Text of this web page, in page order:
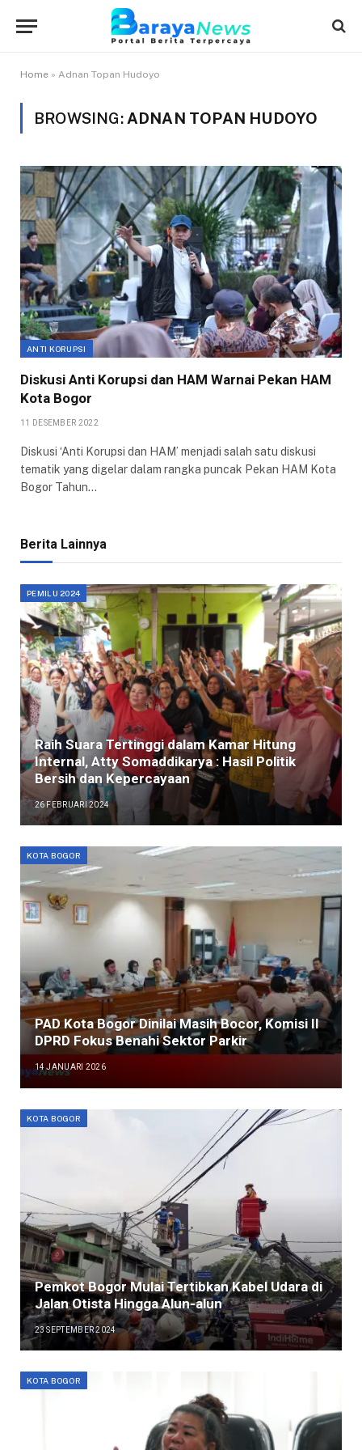
Home » Adnan Topan Hudoyo
BROWSING: ADNAN TOPAN HUDOYO
ANTI KORUPSI
Diskusi Anti Korupsi dan HAM Warnai Pekan HAM
Kota Bogor
11 DESEMBER 2022
Diskusi ‘Anti Korupsi dan HAM’ menjadi salah satu diskusi
tematik yang digelar dalam rangka puncak Pekan HAM Kota
Bogor Tahun…
Berita Lainnya
PEMILU 2024
Raih Suara Tertinggi dalam Kamar Hitung
Internal, Atty Somaddikarya : Hasil Politik
Bersih dan Kepercayaan
26 FEBRUARI 2024
KOTA BOGOR
PAD Kota Bogor Dinilai Masih Bocor, Komisi II
DPRD Fokus Benahi Sektor Parkir
14 JANUARI 2026
KOTA BOGOR
Pemkot Bogor Mulai Tertibkan Kabel Udara di
Jalan Otista Hingga Alun-alun
23 SEPTEMBER 2024
KOTA BOGOR